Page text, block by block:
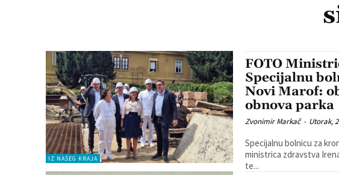
IZ NAŠEG KRAJA
FOTO
Specijalnu
Novi Marof:
obnova parka
Zvonimir Markač - Utorak,
Specijalnu bolnicu za
ministrica zdravstva
te...